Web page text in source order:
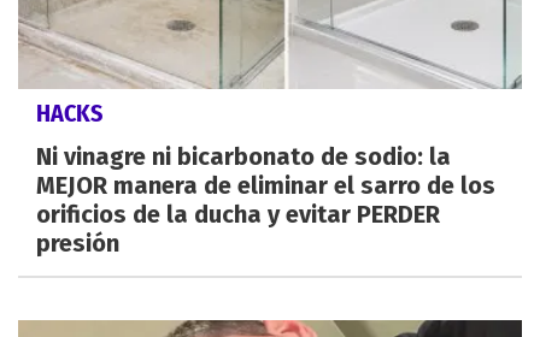
HACKS
Ni vinagre ni bicarbonato de sodio: la
MEJOR manera de eliminar el sarro de los
orificios de la ducha y evitar PERDER
presión